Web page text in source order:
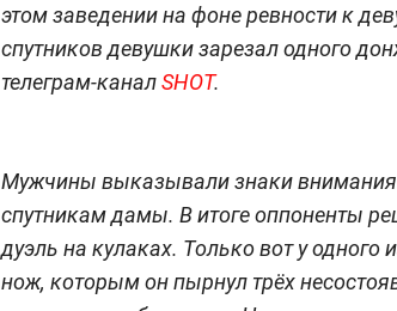
этом заведении на фоне ревности к
спутников девушки зарезал одного
телеграм-каналSHOT.
Мужчины выказывали знаки внимания
спутникам дамы. В итоге оппоненты
дуэль на кулаках. Только вот у
нож, которым он пырнул трёх